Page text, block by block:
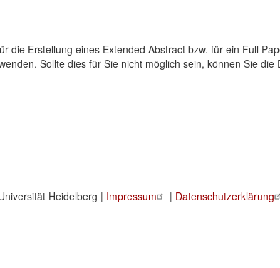
die Erstellung eines Extended Abstract bzw. für ein Full
Sollte dies für Sie nicht möglich sein, können Sie die
Heidelberg | Impressum | Datenschutzerklärung